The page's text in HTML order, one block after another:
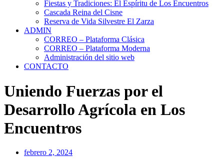
Fiestas y Tradiciones: El Espíritu de Los Encuentros
Cascada Reina del Cisne
Reserva de Vida Silvestre El Zarza
ADMIN
CORREO – Plataforma Clásica
CORREO – Plataforma Moderna
Administración del sitio web
CONTACTO
Uniendo Fuerzas por el
Desarrollo Agrícola en Los
Encuentros
febrero 2, 2024